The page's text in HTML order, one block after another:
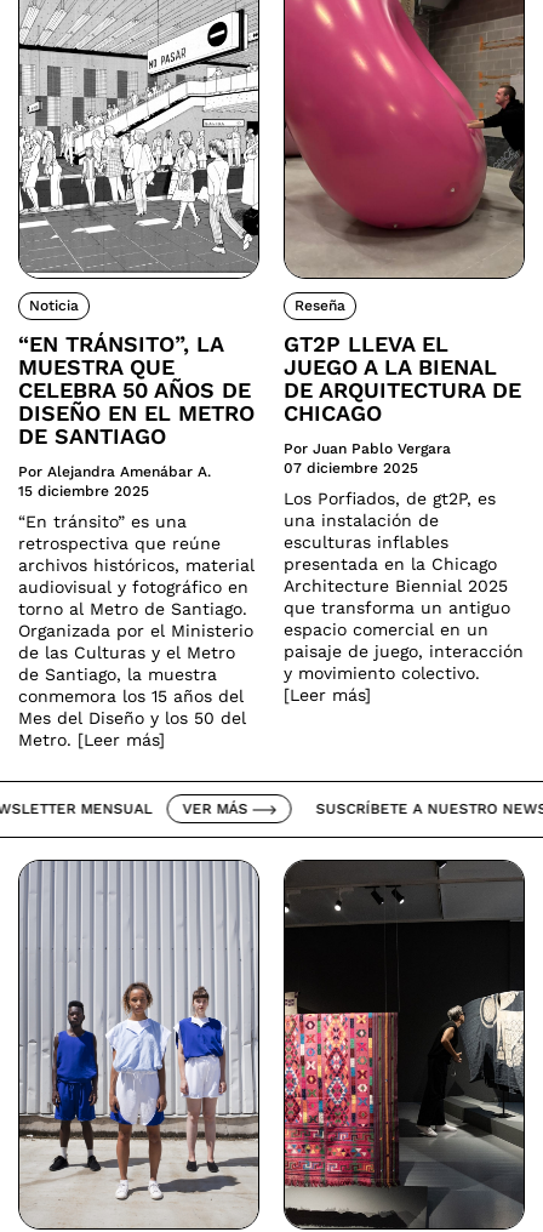
Noticia
“EN TRÁNSITO”, LA
MUESTRA QUE
CELEBRA 50 AÑOS DE
DISEÑO EN EL METRO
DE SANTIAGO
Por Alejandra Amenábar A.
15 diciembre 2025
“En tránsito” es una
retrospectiva que reúne
archivos históricos, material
audiovisual y fotográfico en
torno al Metro de Santiago.
Organizada por el Ministerio
de las Culturas y el Metro
de Santiago, la muestra
conmemora los 15 años del
Mes del Diseño y los 50 del
Metro. [Leer más]
Reseña
GT2P LLEVA EL
JUEGO A LA BIENAL
DE ARQUITECTURA DE
CHICAGO
Por Juan Pablo Vergara
07 diciembre 2025
Los Porfiados, de gt2P, es
una instalación de
esculturas inflables
presentada en la Chicago
Architecture Biennial 2025
que transforma un antiguo
espacio comercial en un
paisaje de juego, interacción
y movimiento colectivo.
[Leer más]
MENSUAL VER MÁS SUSCRÍBETE A NUESTRO